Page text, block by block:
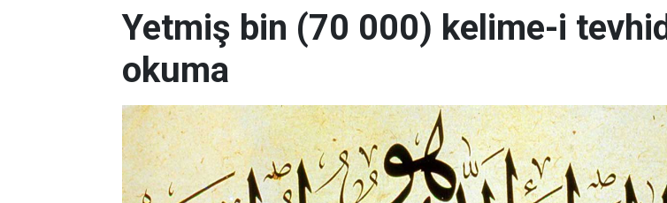
Yetmiş bin (70 000) kelime-i tevhid
okuma